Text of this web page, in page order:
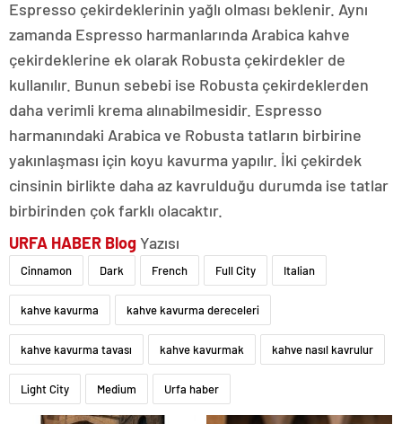
Espresso çekirdeklerinin yağlı olması beklenir. Aynı
zamanda Espresso harmanlarında Arabica kahve
çekirdeklerine ek olarak Robusta çekirdekler de
kullanılır. Bunun sebebi ise Robusta çekirdeklerden
daha verimli krema alınabilmesidir. Espresso
harmanındaki Arabica ve Robusta tatların birbirine
yakınlaşması için koyu kavurma yapılır. İki çekirdek
cinsinin birlikte daha az kavrulduğu durumda ise tatlar
birbirinden çok farklı olacaktır.
URFA HABER BlogYazısı
Cinnamon Dark French Full City Italian
kahve kavurma kahve kavurma dereceleri
kahve kavurma tavası kahve kavurmak kahve nasıl kavrulur
Light City Medium Urfa haber